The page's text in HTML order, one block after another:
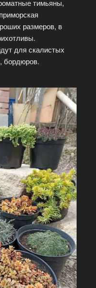
тимьяны,
размеров, в
для скалистых
бордюров.